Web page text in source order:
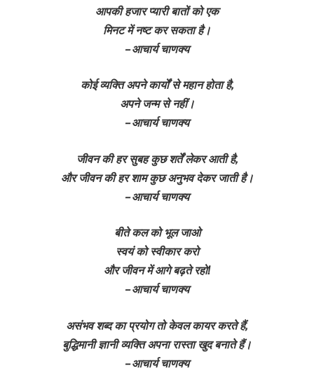
आपकी हजार प्यारी बातों को एक
मिनट में नष्ट कर सकता है।
– आचार्य चाणक्य
कोई व्यक्ति अपने कार्यों से महान होता है,
अपने जन्म से नहीं।
– आचार्य चाणक्य
जीवन की हर सुबह कुछ शर्तें लेकर आती है,
और जीवन की हर शाम कुछ अनुभव देकर जाती है।
– आचार्य चाणक्य
बीते कल को भूल जाओ
स्वयं को स्वीकार करो
और जीवन में आगे बढ़ते रहो!
– आचार्य चाणक्य
असंभव शब्द का प्रयोग तो केवल कायर करते हैं,
बुद्धिमानी ज्ञानी व्यक्ति अपना रास्ता खुद बनाते हैं।
– आचार्य चाणक्य